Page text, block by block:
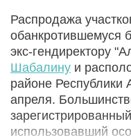
Распродажа
обанкротившемуся
экс-гендиректору
Шабалину и
районе Республики
апреля.
использовавший